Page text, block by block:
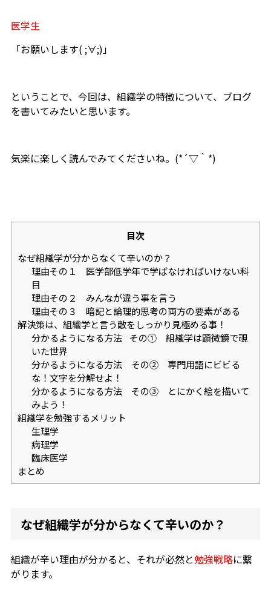
医学生
「お願いします( ;∀;)」
ということで、今回は、組織学の特徴について、ブログ
を書いてみたいと思います。
気楽に楽しく読んでみてくださいね。(*´▽｀*)
目次
なぜ組織学が分からなくて辛いのか？
理由その１ 医学部低学年で学ばなければいけない科
目
理由その２ みんなが違う事を言う
理由その３ 暗記と論理的思考の両方の要素がある
解決策は、組織学と言う敵をしっかり見極める事！
分かるようになる方法 その① 組織学は顕微鏡で覗
いた世界
分かるようになる方法 その② 専門用語にビビる
な！文字を分解せよ！
分かるようになる方法 その③ とにかく絵を描いて
みよう！
組織学を勉強するメリット
生理学
病理学
臨床医学
まとめ
なぜ組織学が分からなくて辛いのか？
組織が辛い理由が分かると、それが必然と勉強戦略に繋
がります。